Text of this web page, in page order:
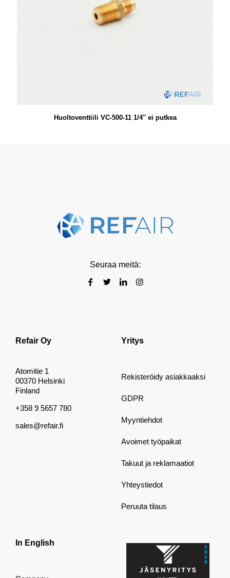
Huoltoventtiili VC-500-11 1/4″ ei putkea
Seuraa meitä:
Refair Oy
Atomitie 1
00370 Helsinki
Finland
+358 9 5657 780
sales@refair.fi
Yritys
Rekisteröidy asiakkaaksi
GDPR
Myyntiehdot
Avoimet työpaikat
Takuut ja reklamaatiot
Yhteystiedot
Peruuta tilaus
In English